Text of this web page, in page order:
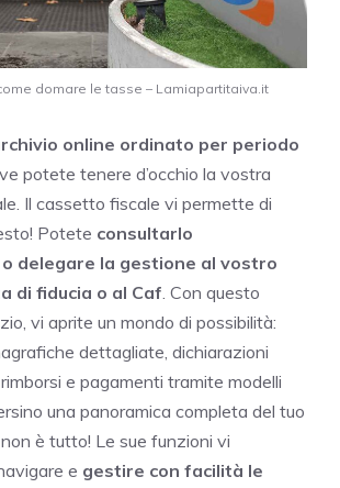
domare le tasse – Lamiapartitaiva.it
online ordinato per periodo
potete tenere d’occhio la vostra
Il cassetto fiscale vi permette di
Potete consultarlo
delegare la gestione al vostro
di fiducia o al Caf. Con questo
vi aprite un mondo di possibilità:
dettagliate, dichiarazioni
e pagamenti tramite modelli
una panoramica completa del tuo
è tutto! Le sue funzioni vi
e gestire con facilità le